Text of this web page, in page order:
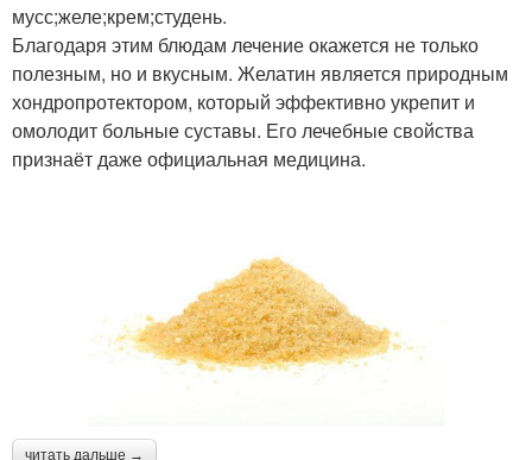
мусс;желе;крем;студень.
Благодаря этим блюдам лечение окажется не только
полезным, но и вкусным. Желатин является природным
хондропротектором, который эффективно укрепит и
омолодит больные суставы. Его лечебные свойства
признаёт даже официальная медицина.
читать дальше →